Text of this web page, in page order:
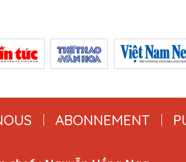
ABONNEMENT